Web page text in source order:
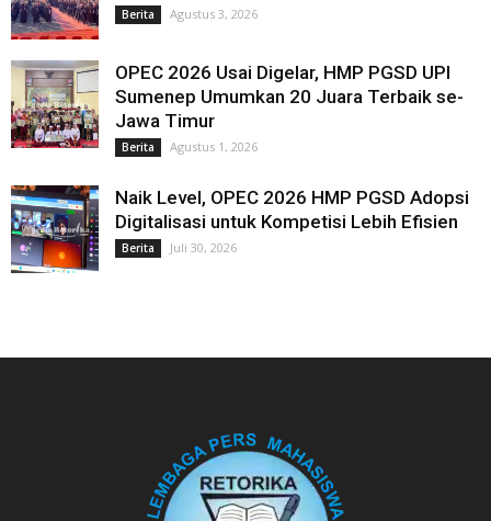
Berita Agustus 3, 2026
OPEC 2026 Usai Digelar, HMP PGSD UPI
Sumenep Umumkan 20 Juara Terbaik se-
Jawa Timur
Berita Agustus 1, 2026
Naik Level, OPEC 2026 HMP PGSD Adopsi
Digitalisasi untuk Kompetisi Lebih Efisien
Berita Juli 30, 2026